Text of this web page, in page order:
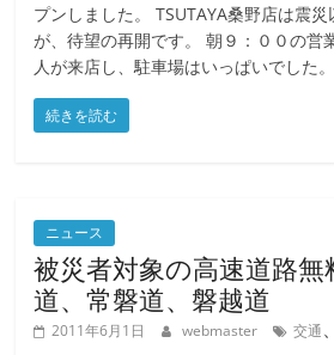
プンしました。 TSUTAYA桑野店は震
が、待望の再開です。 朝９：００の営
人が来店し、駐車場はいっぱいでした。
続きを読む
ニュース
被災者対象の高速道路
道、常磐道、磐越道
2011年6月1日 webmaster 交通